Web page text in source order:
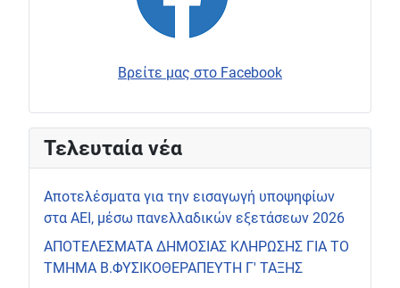
Βρείτε μας στο Facebook
Τελευταία νέα
Αποτελέσματα για την εισαγωγή υποψηφίων
στα ΑΕΙ, μέσω πανελλαδικών εξετάσεων 2026
ΑΠΟΤΕΛΕΣΜΑΤΑ ΔΗΜΟΣΙΑΣ ΚΛΗΡΩΣΗΣ ΓΙΑ ΤΟ
ΤΜΗΜΑ Β.ΦΥΣΙΚΟΘΕΡΑΠΕΥΤΗ Γ' ΤΑΞΗΣ